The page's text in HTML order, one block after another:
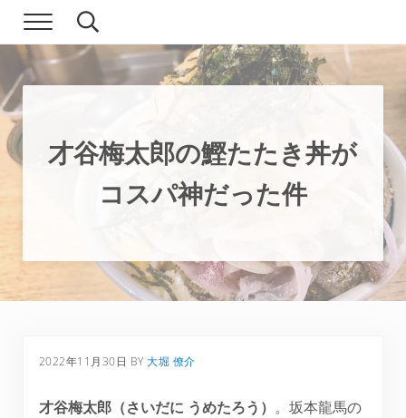
Skip to main content
Skip to header right navigation
Skip to site footer
現実逃避.com
食べ歩き、一人旅…そして時々家族旅行
Menu Search...
才谷梅太郎の鰹たたき丼が
コスパ神だった件
2022年11月30日 BY大堀 僚介
才谷梅太郎（さいだに うめたろう） 。坂本龍馬の